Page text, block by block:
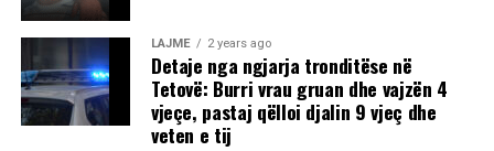
LAJME 2 years ago
Detaje nga ngjarja tronditëse në
Tetovë: Burri vrau gruan dhe vajzën 4
vjeçe, pastaj qëlloi djalin 9 vjeç dhe
veten e tij